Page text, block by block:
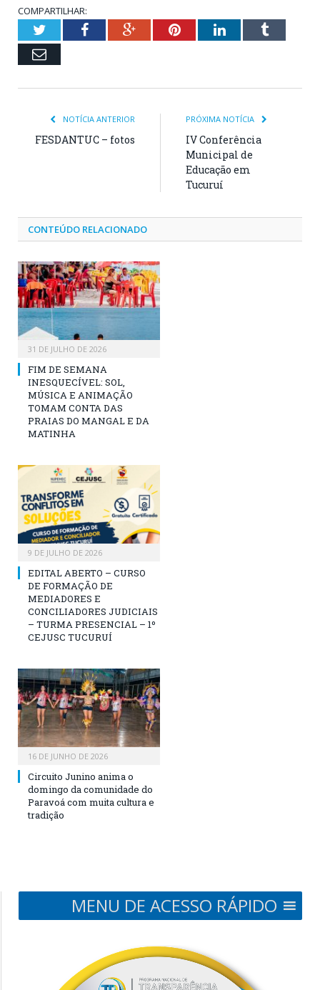
COMPARTILHAR:
TwitterFacebookGoogle+PinterestLinkedInTumblr
Email
NOTÍCIA ANTERIOR
FESDANTUC – fotos
PRÓXIMA NOTÍCIA
IV Conferência
Municipal de
Educação em
Tucuruí
CONTEÚDO RELACIONADO
31 DE JULHO DE 2026
FIM DE SEMANA
INESQUECÍVEL: SOL,
MÚSICA E ANIMAÇÃO
TOMAM CONTA DAS
PRAIAS DO MANGAL E DA
MATINHA
9 DE JULHO DE 2026
EDITAL ABERTO – CURSO
DE FORMAÇÃO DE
MEDIADORES E
CONCILIADORES JUDICIAIS
– TURMA PRESENCIAL – 1º
CEJUSC TUCURUÍ
16 DE JUNHO DE 2026
Circuito Junino anima o
domingo da comunidade do
Paravoá com muita cultura e
tradição
MENU DE ACESSO RÁPIDO